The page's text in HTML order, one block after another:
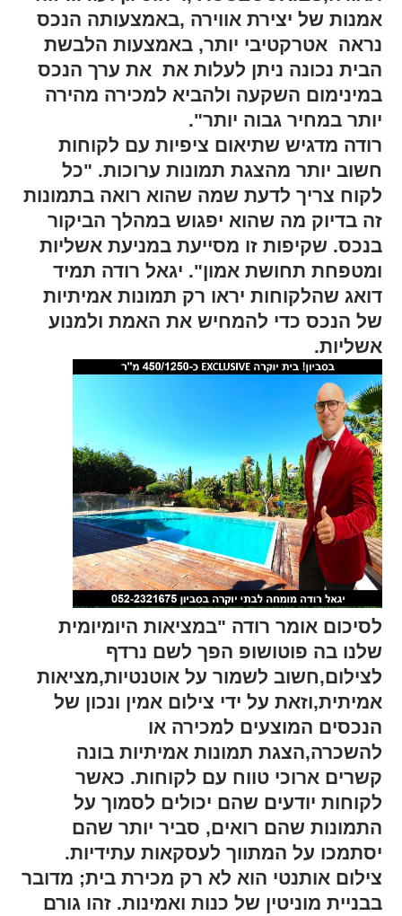
אמנות של יצירת אווירה ,באמצעותה הנכס
נראה אטרקטיבי יותר, באמצעות הלבשת
הבית נכונה ניתן לעלות את את ערך הנכס
במינימום השקעה ולהביא למכירה מהירה
יותר במחיר גבוה יותר".
רודה מדגיש שתיאום ציפיות עם לקוחות
חשוב יותר מהצגת תמונות ערוכות. "כל
לקוח צריך לדעת שמה שהוא רואה בתמונות
זה בדיוק מה שהוא יפגוש במהלך הביקור
בנכס. שקיפות זו מסייעת במניעת אשליות
ומטפחת תחושת אמון". יגאל רודה תמיד
דואג שהלקוחות יראו רק תמונות אמיתיות
של הנכס כדי להמחיש את האמת ולמנוע
אשליות.
לסיכום אומר רודה "במציאות היומיומית
שלנו בה פוטושופ הפך לשם נרדף
לצילום,חשוב לשמור על אוטנטיות,מציאות
אמיתית,וזאת על ידי צילום אמין ונכון של
הנכסים המוצעים למכירה או
להשכרה,הצגת תמונות אמיתיות בונה
קשרים ארוכי טווח עם לקוחות. כאשר
לקוחות יודעים שהם יכולים לסמוך על
התמונות שהם רואים, סביר יותר שהם
יסתמכו על המתווך לעסקאות עתידיות.
צילום אותנטי הוא לא רק מכירת בית; מדובר
בבניית מוניטין של כנות ואמינות. זהו גורם